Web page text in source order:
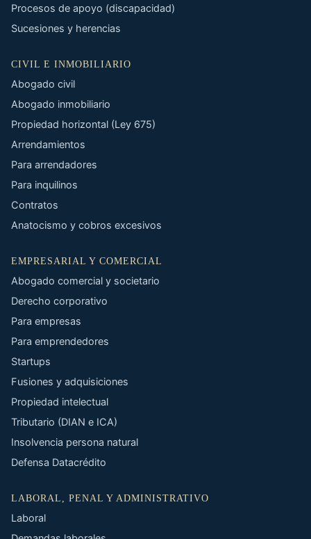
Procesos de apoyo (discapacidad)
Sucesiones y herencias
CIVIL E INMOBILIARIO
Abogado civil
Abogado inmobiliario
Propiedad horizontal (Ley 675)
Arrendamientos
Para arrendadores
Para inquilinos
Contratos
Anatocismo y cobros excesivos
EMPRESARIAL Y COMERCIAL
Abogado comercial y societario
Derecho corporativo
Para empresas
Para emprendedores
Startups
Fusiones y adquisiciones
Propiedad intelectual
Tributario (DIAN e ICA)
Insolvencia persona natural
Defensa Datacrédito
LABORAL, PENAL Y ADMINISTRATIVO
Laboral